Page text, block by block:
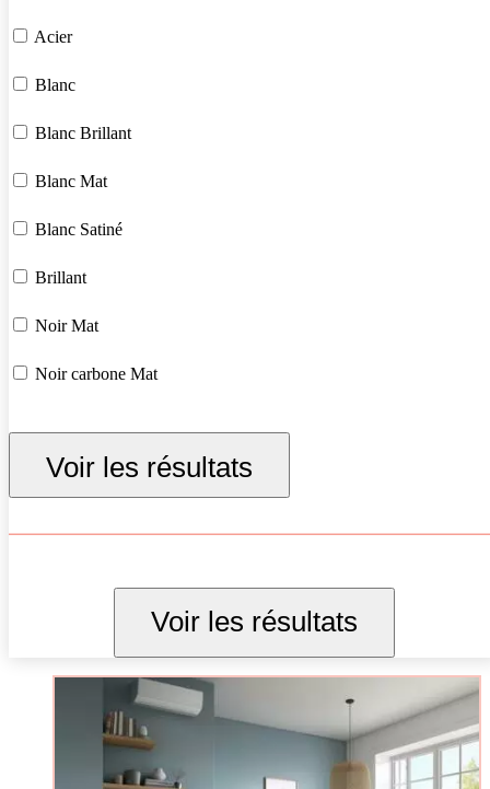
Acier
Blanc
Blanc Brillant
Blanc Mat
Blanc Satiné
Brillant
Noir Mat
Noir carbone Mat
Voir les résultats
Voir les résultats